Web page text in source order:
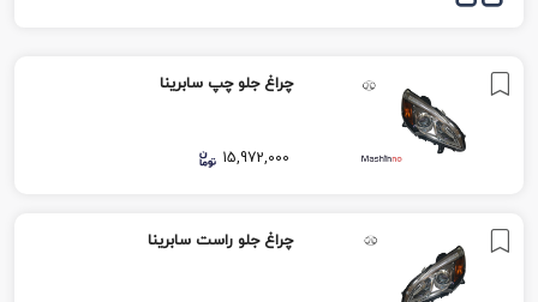
چراغ جلو چپ سابرینا
15,972,000
چراغ جلو راست سابرینا